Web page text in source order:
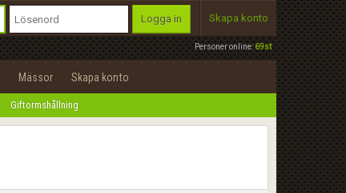
Personer online:69st
Logga in Skapa konto
Mässor Skapa konto
Giftormshållning